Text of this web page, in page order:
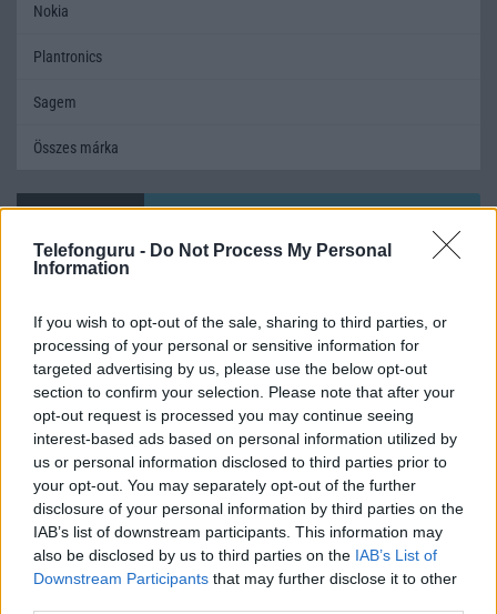
Telefonguru - Do Not Process My Personal
Information
If you wish to opt-out of the sale, sharing to third parties, or
processing of your personal or sensitive information for
targeted advertising by us, please use the below opt-out
section to confirm your selection. Please note that after your
opt-out request is processed you may continue seeing
interest-based ads based on personal information utilized by
us or personal information disclosed to third parties prior to
your opt-out. You may separately opt-out of the further
disclosure of your personal information by third parties on the
IAB’s list of downstream participants. This information may
also be disclosed by us to third parties on the IAB’s List of
Downstream Participants that may further disclose it to other
Nokia
Plantronics
Sagem
Összes márka
Mennyibe kerül
Keressen a telefonboltok ajánlatai között!
TELEFONOK GYORSLISTA
Márka :
Tipus :